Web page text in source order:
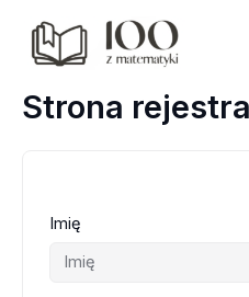
treści
Strona
Imię